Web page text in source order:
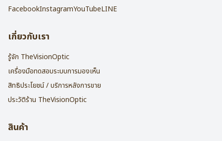
FacebookInstagramYouTubeLINE
เกี่ยวกับเรา
รู้จัก TheVisionOptic
เครื่องมือทดสอบระบบการมองเห็น
สิทธิประโยชน์ / บริการหลังการขาย
ประวัติร้าน TheVisionOptic
สินค้า